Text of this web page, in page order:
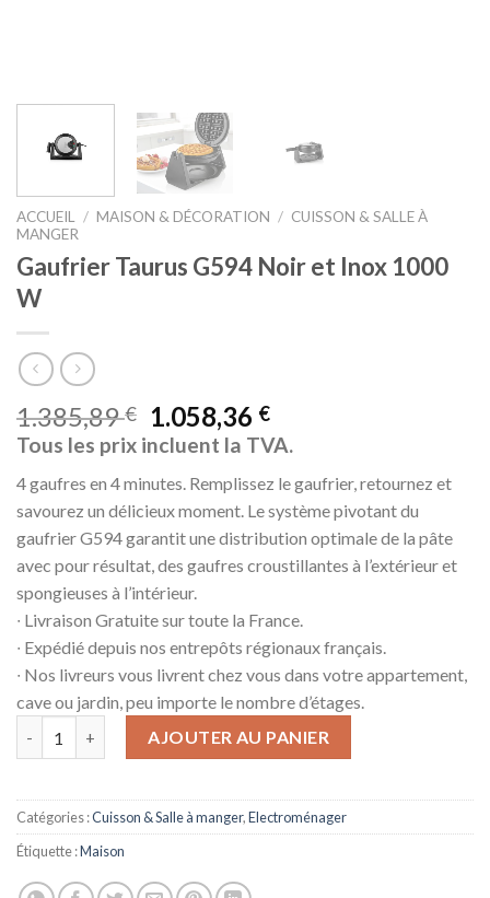
ACCUEIL / MAISON & DÉCORATION / CUISSON & SALLE À
MANGER
Gaufrier Taurus G594 Noir et Inox 1000
W
1.385,89€ 1.058,36 €
Tous les prix incluent la TVA.
4 gaufres en 4 minutes. Remplissez le gaufrier, retournez et
savourez un délicieux moment. Le système pivotant du
gaufrier G594 garantit une distribution optimale de la pâte
avec pour résultat, des gaufres croustillantes à l’extérieur et
spongieuses à l’intérieur.
∙ Livraison Gratuite sur toute la France.
∙ Expédié depuis nos entrepôts régionaux français.
∙ Nos livreurs vous livrent chez vous dans votre appartement,
cave ou jardin, peu importe le nombre d’étages.
AJOUTER AU PANIER
Catégories :Cuisson & Salle à manger,Electroménager
Étiquette :Maison